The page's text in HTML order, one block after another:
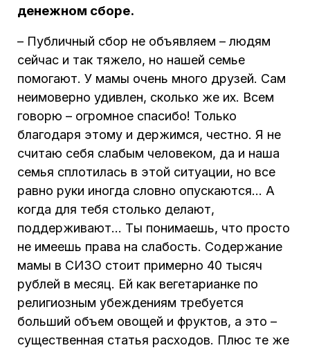
денежном сборе.
– Публичный сбор не объявляем – людям
сейчас и так тяжело, но нашей семье
помогают. У мамы очень много друзей. Сам
неимоверно удивлен, сколько же их. Всем
говорю – огромное спасибо! Только
благодаря этому и держимся, честно. Я не
считаю себя слабым человеком, да и наша
семья сплотилась в этой ситуации, но все
равно руки иногда словно опускаются… А
когда для тебя столько делают,
поддерживают… Ты понимаешь, что просто
не имеешь права на слабость. Содержание
мамы в СИЗО стоит примерно 40 тысяч
рублей в месяц. Ей как вегетарианке по
религиозным убеждениям требуется
больший объем овощей и фруктов, а это –
существенная статья расходов. Плюс те же